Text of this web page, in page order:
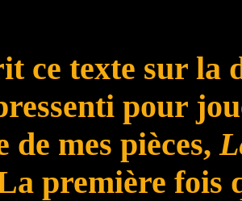
ce texte sur la
pour
de mes pièces,
première fois